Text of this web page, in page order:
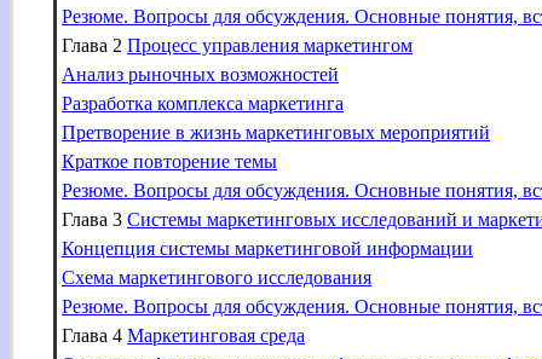
Резюме. Вопросы для обсуждения. Основные понятия,
Глава 2 Процесс управления маркетингом
Анализ рыночных возможностей
Разработка комплекса маркетинга
Претворение в жизнь маркетинговых мероприятий
Краткое повторение темы
Резюме. Вопросы для обсуждения. Основные понятия,
Глава 3 Системы маркетинговых исследований и
Концепция системы маркетинговой информации
Схема маркетингового исследования
Резюме. Вопросы для обсуждения. Основные понятия,
Глава 4 Маркетинговая среда